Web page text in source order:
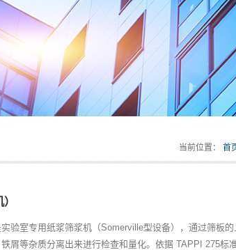
当前位置： 首
验室专用纸浆筛浆机（Somerville型设备），通过筛板
屑等杂质分离出来进行检查和量化。依据 TAPPI 275标准